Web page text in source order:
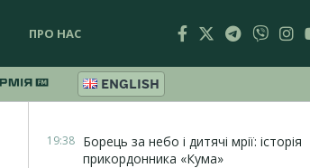
ПРО НАС
ENGLISH
19:38 Борець за небо і дитячі мрії: історія
прикордонника «Кума»